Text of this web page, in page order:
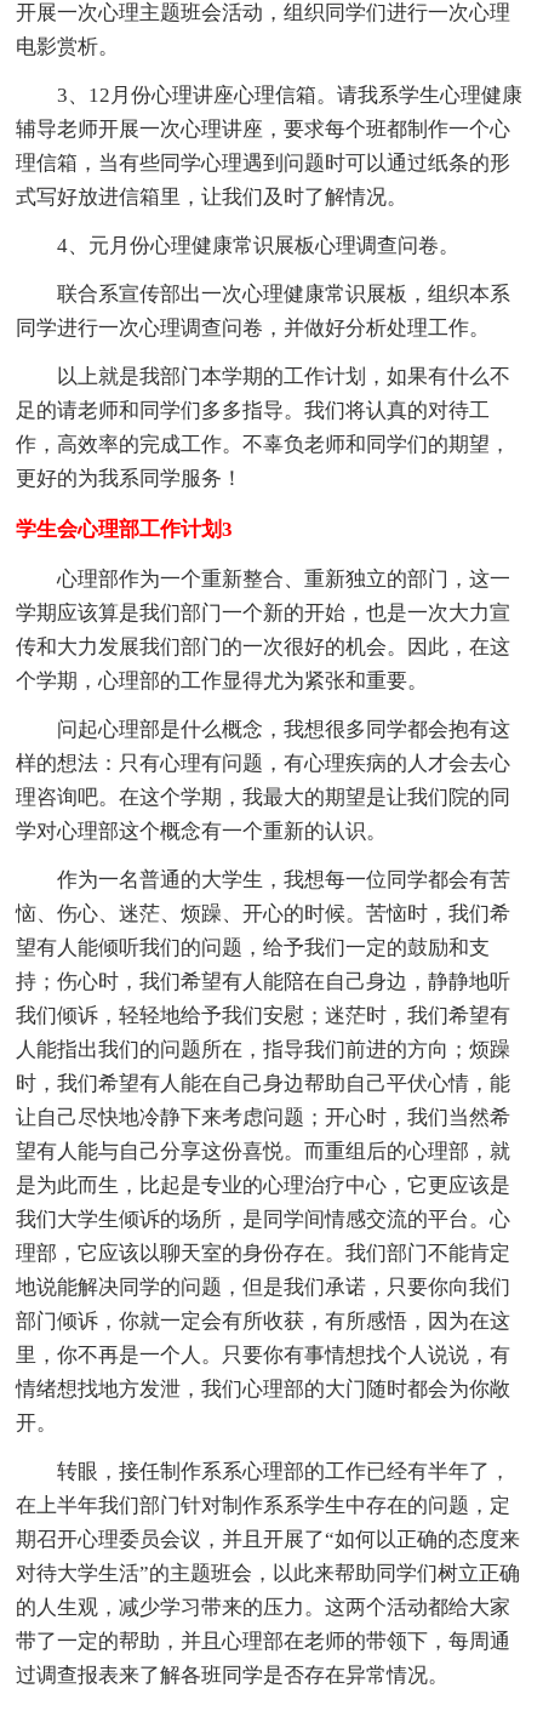
开展一次心理主题班会活动，组织同学们进行一次心理
电影赏析。
3、12月份心理讲座心理信箱。请我系学生心理健康
辅导老师开展一次心理讲座，要求每个班都制作一个心
理信箱，当有些同学心理遇到问题时可以通过纸条的形
式写好放进信箱里，让我们及时了解情况。
4、元月份心理健康常识展板心理调查问卷。
联合系宣传部出一次心理健康常识展板，组织本系
同学进行一次心理调查问卷，并做好分析处理工作。
以上就是我部门本学期的工作计划，如果有什么不
足的请老师和同学们多多指导。我们将认真的对待工
作，高效率的完成工作。不辜负老师和同学们的期望，
更好的为我系同学服务！
学生会心理部工作计划3
心理部作为一个重新整合、重新独立的部门，这一
学期应该算是我们部门一个新的开始，也是一次大力宣
传和大力发展我们部门的一次很好的机会。因此，在这
个学期，心理部的工作显得尤为紧张和重要。
问起心理部是什么概念，我想很多同学都会抱有这
样的想法：只有心理有问题，有心理疾病的人才会去心
理咨询吧。在这个学期，我最大的期望是让我们院的同
学对心理部这个概念有一个重新的认识。
作为一名普通的大学生，我想每一位同学都会有苦
恼、伤心、迷茫、烦躁、开心的时候。苦恼时，我们希
望有人能倾听我们的问题，给予我们一定的鼓励和支
持；伤心时，我们希望有人能陪在自己身边，静静地听
我们倾诉，轻轻地给予我们安慰；迷茫时，我们希望有
人能指出我们的问题所在，指导我们前进的方向；烦躁
时，我们希望有人能在自己身边帮助自己平伏心情，能
让自己尽快地冷静下来考虑问题；开心时，我们当然希
望有人能与自己分享这份喜悦。而重组后的心理部，就
是为此而生，比起是专业的心理治疗中心，它更应该是
我们大学生倾诉的场所，是同学间情感交流的平台。心
理部，它应该以聊天室的身份存在。我们部门不能肯定
地说能解决同学的问题，但是我们承诺，只要你向我们
部门倾诉，你就一定会有所收获，有所感悟，因为在这
里，你不再是一个人。只要你有事情想找个人说说，有
情绪想找地方发泄，我们心理部的大门随时都会为你敞
开。
转眼，接任制作系系心理部的工作已经有半年了，
在上半年我们部门针对制作系系学生中存在的问题，定
期召开心理委员会议，并且开展了“如何以正确的态度来
对待大学生活”的主题班会，以此来帮助同学们树立正确
的人生观，减少学习带来的压力。这两个活动都给大家
带了一定的帮助，并且心理部在老师的带领下，每周通
过调查报表来了解各班同学是否存在异常情况。